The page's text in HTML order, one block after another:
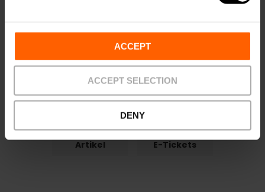
ACCEPT
ACCEPT SELECTION
DENY
Betalingen Retouren Afhaalpunten
Artikel E-Tickets